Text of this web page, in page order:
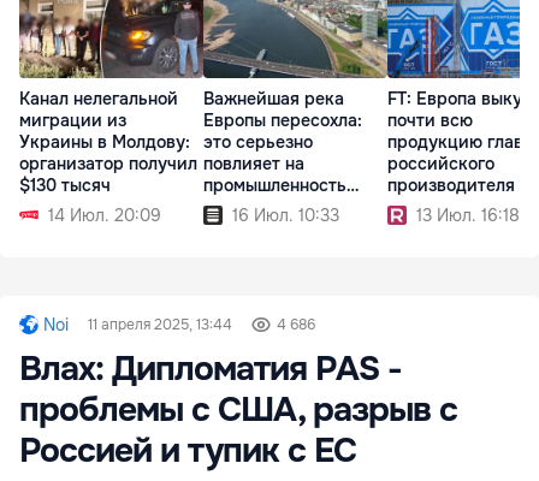
Канал нелегальной
миграции из
Украины в Молдову:
организатор получил
$130 тысяч
14 Июл. 20:09
Важнейшая река
Европы пересохла:
это серьезно
повлияет на
промышленность
континента
16 Июл. 10:33
FT: Европа
почти всю
продукцию
российского
производителя
13 Июл. 16:18
Noi 11 апреля 2025, 13:44 4 686
Влах: Дипломатия PAS -
проблемы с США, разрыв с
Россией и тупик с ЕС